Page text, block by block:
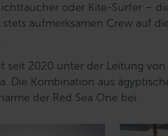
oder Kite-Surfer –
aufmerksamen Crew auf
seit 2020 unter der Leitung
Die Kombination aus
der Red Sea One bei.